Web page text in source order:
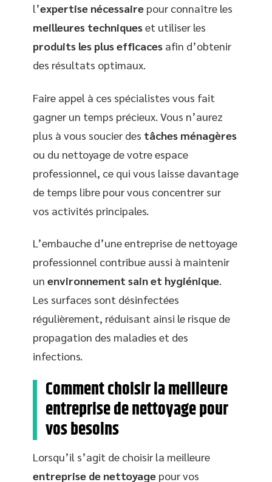
l’expertise nécessaire pour connaître les
meilleures techniqueset utiliser les
produits les plus efficaces afin d’obtenir
des résultats optimaux.
Faire appel à ces spécialistes vous fait
gagner un temps précieux. Vous n’aurez
plus à vous soucier des tâches ménagères
ou du nettoyage de votre espace
professionnel, ce qui vous laisse davantage
de temps libre pour vous concentrer sur
vos activités principales.
L’embauche d’une entreprise de nettoyage
professionnel contribue aussi à maintenir
un environnement sain et hygiénique.
Les surfaces sont désinfectées
régulièrement, réduisant ainsi le risque de
propagation des maladies et des
infections.
Comment choisir la meilleure
entreprise de nettoyage pour
vos besoins
Lorsqu’il s’agit de choisir la meilleure
entreprise de nettoyage pour vos